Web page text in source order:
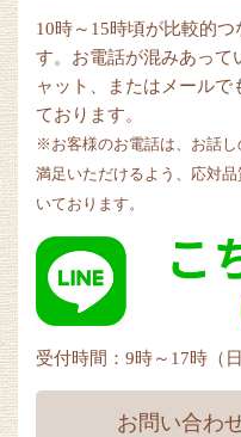
10時～15時頃が比較的
す。お電話が混みあって
ャット、またはメールで
ております。
※お客様のお電話は、お話
満足いただけるよう、応対
いております。
受付時間：9時～17時（
お問い合わ